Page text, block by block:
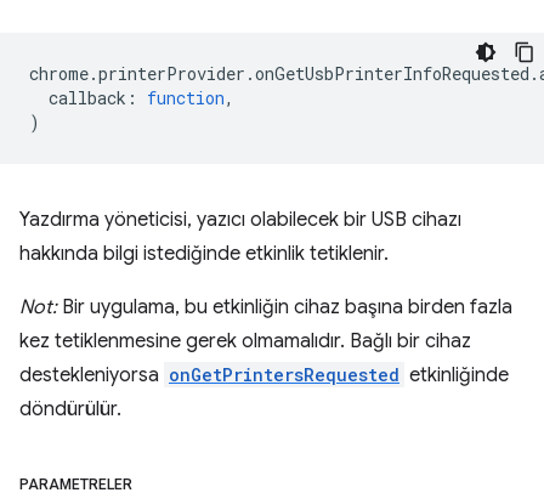
chrome.printerProvider .onGetUsbPrinterInfoRequested .
callback : function,
)
Yazdırma yöneticisi, yazıcı olabilecek bir USB cihazı
hakkında bilgi istediğinde etkinlik tetiklenir.
Not:Bir uygulama, bu etkinliğin cihaz başına birden fazla
kez tetiklenmesine gerek olmamalıdır. Bağlı bir cihaz
destekleniyorsa onGetPrintersRequested etkinliğinde
döndürülür.
PARAMETRELER